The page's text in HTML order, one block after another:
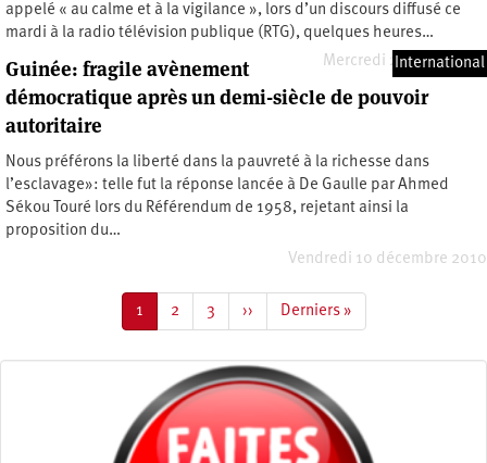
appelé « au calme et à la vigilance », lors d’un discours diffusé ce
mardi à la radio télévision publique (RTG), quelques heures…
Mercredi 27 juillet 2011
International
Guinée: fragile avènement
démocratique après un demi-siècle de pouvoir
autoritaire
Nous préférons la liberté dans la pauvreté à la richesse dans
l’esclavage»: telle fut la réponse lancée à De Gaulle par Ahmed
Sékou Touré lors du Référendum de 1958, rejetant ainsi la
proposition du…
Vendredi 10 décembre 2010
Page
courante
1 Page
2 Page
3
Page
suivante
››
Dernière
page
Derniers »